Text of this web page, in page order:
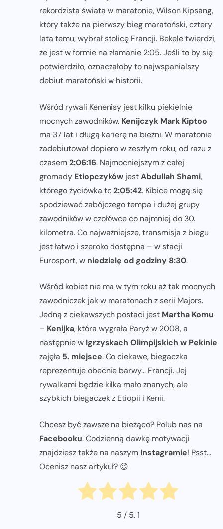
rekordzista świata w maratonie, Wilson Kipsang,
który także na pierwszy bieg maratoński, cztery
lata temu, wybrał stolicę Francji. Bekele twierdzi,
że jest w formie na złamanie 2:05. Jeśli to by się
potwierdziło, oznaczałoby to najwspanialszy
debiut maratoński w historii.
Wśród rywali Kenenisy jest kilku piekielnie
mocnych zawodników. Kenijczyk Mark Kiptoo
ma 37 lat i długą karierę na bieżni. W maratonie
zadebiutował dopiero w zeszłym roku, od razu z
czasem2:06:16. Najmocniejszym z całej
gromady Etiopczyków jestAbdullah Shami,
którego życiówka to2:05:42. Kibice mogą się
spodziewać zabójczego tempa i dużej grupy
zawodników w czołówce co najmniej do 30.
kilometra. Co najważniejsze, transmisja z biegu
jest łatwo i szeroko dostępna – w stacji
Eurosport, w niedzielę od godziny 8:30.
Wśród kobiet nie ma w tym roku aż tak mocnych
zawodniczek jak w maratonach z serii Majors.
Jedną z ciekawszych postaci jest Martha Komu
– Kenijka, która wygrała Paryż w 2008, a
następnie w Igrzyskach Olimpijskich w Pekinie
zajęła 5. miejsce. Co ciekawe, biegaczka
reprezentuje obecnie barwy… Francji. Jej
rywalkami będzie kilka mało znanych, ale
szybkich biegaczek z Etiopii i Kenii.
Chcesz być zawsze na bieżąco? Polub nas na
Facebooku. Codzienną dawkę motywacji
znajdziesz także na naszym Instagramie! Psst...
Ocenisz nasz artykuł? 😉
5 / 5.1